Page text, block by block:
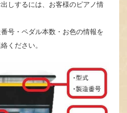
しするには、お客様のピアノ情
号・ペダル本数・お色の情報を
ください。